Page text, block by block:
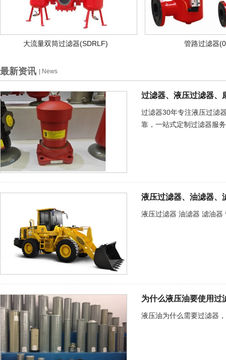
大流量双筒过滤器(SDRLF) 管路过滤器
最新资讯 | News
过滤器、液压过滤器、
过滤器30年专注液压过滤
靠，一站式定制过滤器服
液压过滤器、油滤器、
液压过滤器 油滤器 滤油
为什么液压油要使用过
液压油为什么需要过滤器